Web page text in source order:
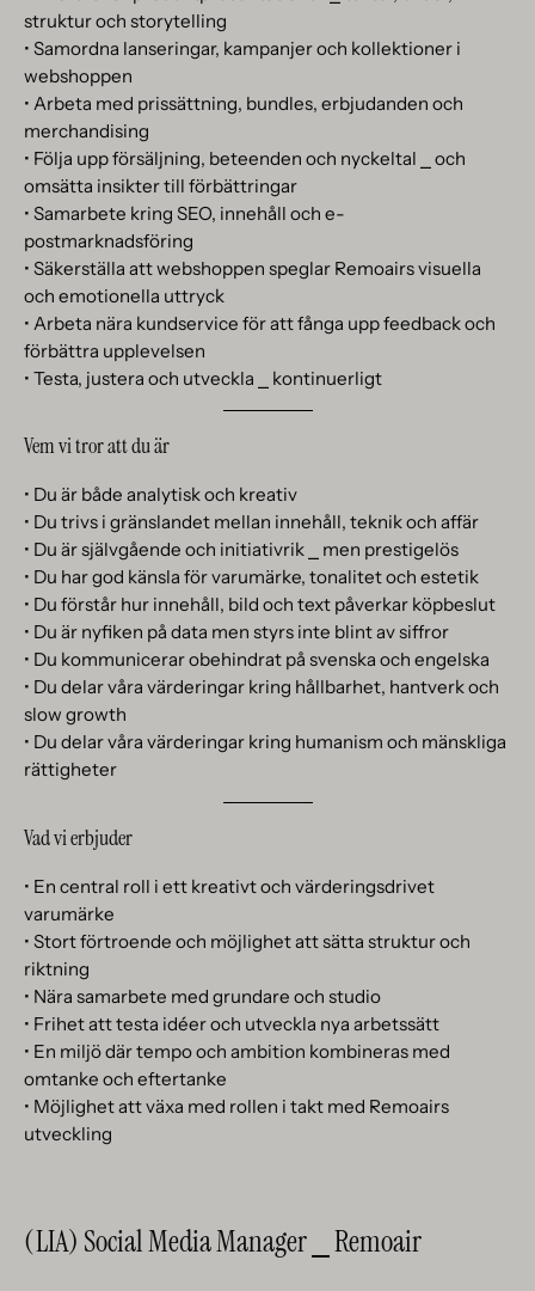
struktur och storytelling
• Samordna lanseringar, kampanjer och kollektioner i
webshoppen
• Arbeta med prissättning, bundles, erbjudanden och
merchandising
• Följa upp försäljning, beteenden och nyckeltal ⎯ och
omsätta insikter till förbättringar
• Samarbete kring SEO, innehåll och e-
postmarknadsföring
• Säkerställa att webshoppen speglar Remoairs visuella
och emotionella uttryck
• Arbeta nära kundservice för att fånga upp feedback och
förbättra upplevelsen
• Testa, justera och utveckla ⎯ kontinuerligt
Vem vi tror att du är
• Du är både analytisk och kreativ
• Du trivs i gränslandet mellan innehåll, teknik och affär
• Du är självgående och initiativrik ⎯ men prestigelös
• Du har god känsla för varumärke, tonalitet och estetik
• Du förstår hur innehåll, bild och text påverkar köpbeslut
• Du är nyfiken på data men styrs inte blint av siffror
• Du kommunicerar obehindrat på svenska och engelska
• Du delar våra värderingar kring hållbarhet, hantverk och
slow growth
• Du delar våra värderingar kring humanism och mänskliga
rättigheter
Vad vi erbjuder
• En central roll i ett kreativt och värderingsdrivet
varumärke
• Stort förtroende och möjlighet att sätta struktur och
riktning
• Nära samarbete med grundare och studio
• Frihet att testa idéer och utveckla nya arbetssätt
• En miljö där tempo och ambition kombineras med
omtanke och eftertanke
• Möjlighet att växa med rollen i takt med Remoairs
utveckling
(LIA) Social Media Manager ⎯ Remoair